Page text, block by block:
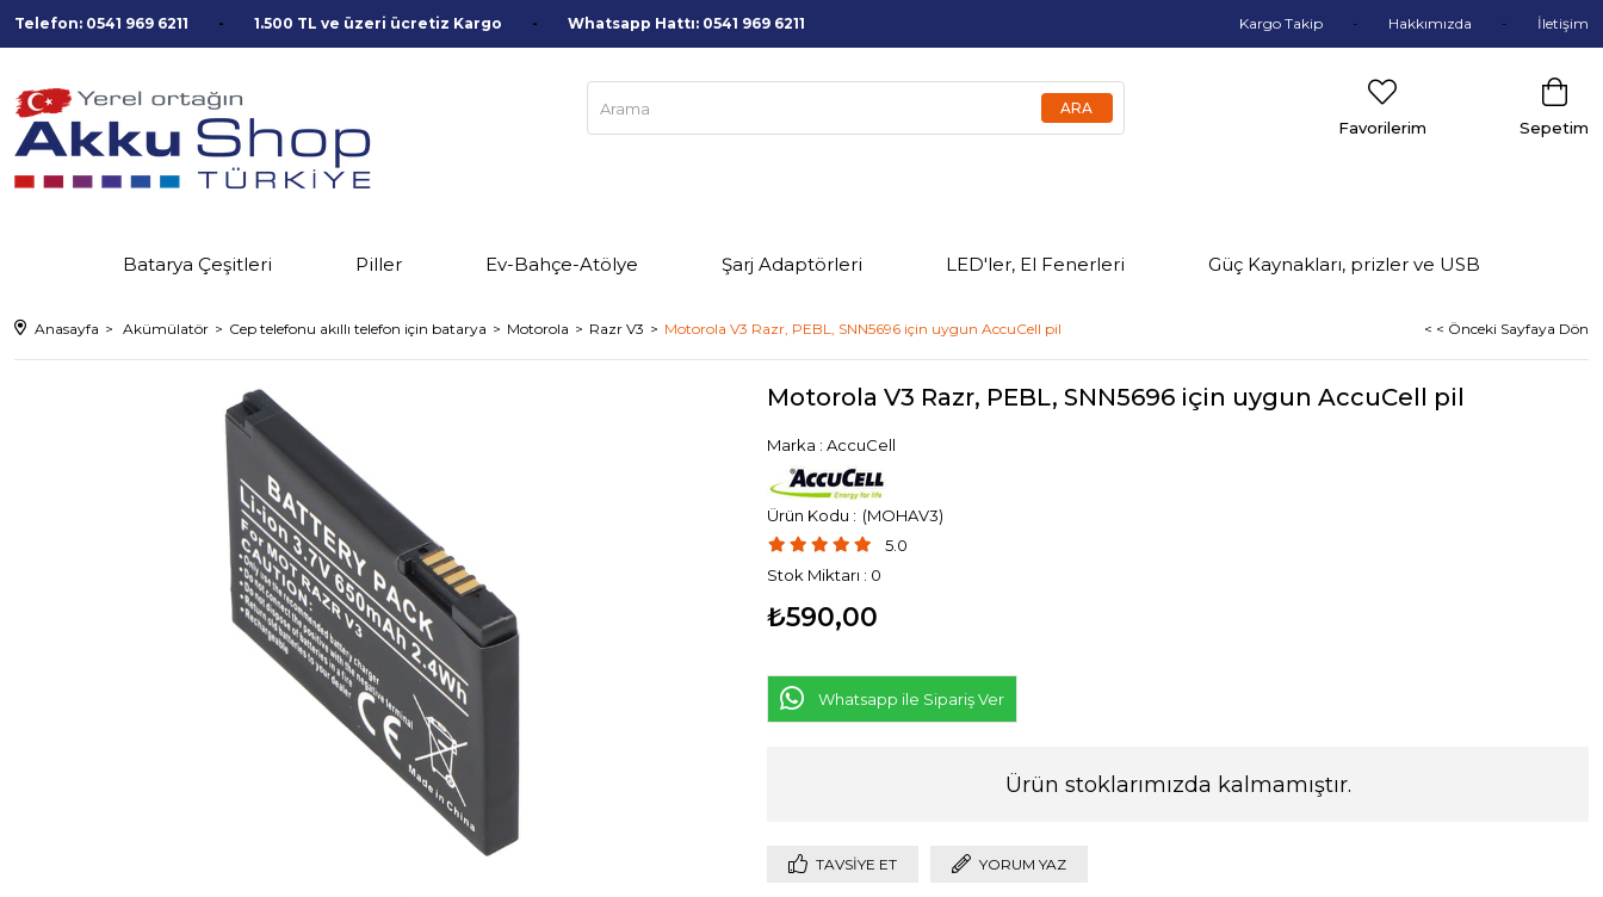
Telefon: 0541 969 6211 1.500 TL ve üzeri ücretiz Kargo Whatsapp Hattı: 0541 969 6211 Kargo Takip Hakkımızda İletişim
Sepetim
Favorilerim
Batarya Çeşitleri Piller Ev-Bahçe-Atölye Şarj Adaptörleri LED'ler, El Fenerleri Güç Kaynakları, prizler ve USB
Anasayfa Akümülatör Cep telefonu akıllı telefon için batarya Motorola Razr V3 Motorola V3 Razr, PEBL, SNN5696 için uygun AccuCell pil < < Önceki Sayfaya Dön
Motorola V3 Razr, PEBL, SNN5696 için uygun AccuCell pil
Marka : AccuCell
(MOHAV3)
5.0
Stok Miktarı : 0
₺590,00
Whatsapp ile Sipariş Ver
Ürün stoklarımızda kalmamıştır.
TAVSIYE ET YORUM YAZ